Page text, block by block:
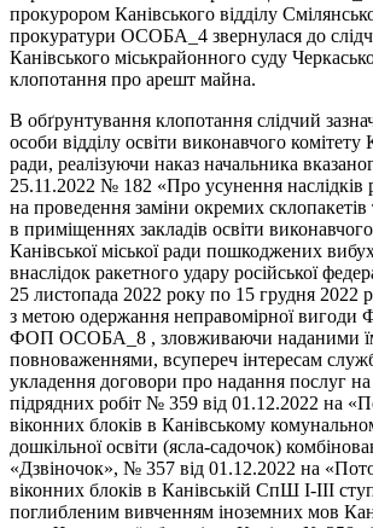
прокурором Канівського відділу
прокуратури ОСОБА_4 звернулася до
Канівського міськрайонного суду
клопотання про арешт майна.
В обґрунтування клопотання слідчий
особи відділу освіти виконавчого комітету
ради, реалізуючи наказ начальника
25.11.2022 № 182 «Про усунення наслідків
на проведення заміни окремих склопакетів
в приміщеннях закладів освіти
Канівської міської ради пошкоджених
внаслідок ракетного удару російської
25 листопада 2022 року по 15 грудня 2022
з метою одержання неправомірної
ФОП ОСОБА_8 , зловживаючи наданими
повноваженнями, всупереч інтересам
укладення договори про надання послуг
підрядних робіт № 359 від 01.12.2022 на
віконних блоків в Канівському
дошкільної освіти (ясла-садочок)
«Дзвіночок», № 357 від 01.12.2022 на
віконних блоків в Канівській СпШ І-ІІІ
поглибленим вивченням іноземних мов